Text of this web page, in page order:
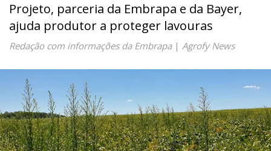
Projeto, parceria da Embrapa e da Bayer,
ajuda produtor a proteger lavouras
Redação com informações da Embrapa| Agrofy News